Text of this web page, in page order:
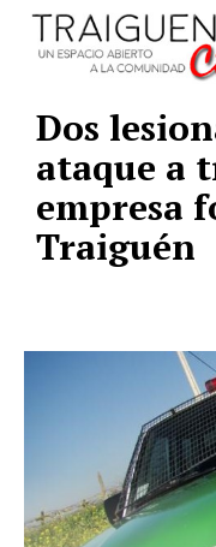
Dos
ataque a
empresa
Traiguén